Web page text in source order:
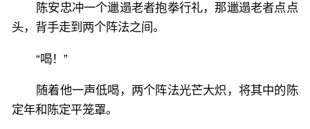
陈安忠冲一个邋遢老者抱拳行礼，那邋遢老者点点
头，背手走到两个阵法之间。
“喝！”
随着他一声低喝，两个阵法光芒大炽，将其中的陈
定年和陈定平笼罩。